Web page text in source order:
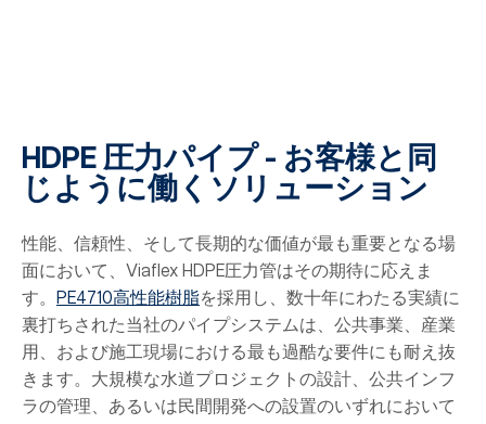
HDPE 圧力パイプ - お客様と同
じように働くソリューション
性能、信頼性、そして長期的な価値が最も重要となる場
面において、Viaflex HDPE圧力管はその期待に応えま
す。
PE4710高性能樹脂を採用し、数十年にわたる実績に
裏打ちされた当社のパイプシステムは、公共事業、産業
用、および施工現場における最も過酷な要件にも耐え抜
きます。大規模な水道プロジェクトの設計、公共インフ
ラの管理、あるいは民間開発への設置のいずれにおいて